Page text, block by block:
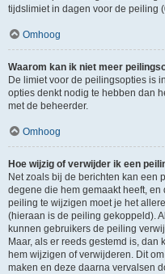
tijdslimiet in dagen voor de peiling
Omhoog
Waarom kan ik niet meer
De limiet voor de peilingsopties is
opties denkt nodig te hebben dan
met de beheerder.
Omhoog
Hoe wijzig of verwijder ik een
Net zoals bij de berichten kan een
degene die hem gemaakt heeft,
peiling te wijzigen moet je het
(hieraan is de peiling gekoppeld).
kunnen gebruikers de peiling
Maar, als er reeds gestemd is,
hem wijzigen of verwijderen. Dit
maken en deze daarna vervalsen